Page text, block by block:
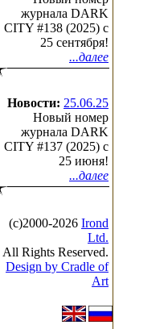
журнала DARK
CITY #138 (2025) c
25 сентября!
...далее
Новости: 25.06.25
Новый номер
журнала DARK
CITY #137 (2025) c
25 июня!
...далее
(с)2000-2026 Irond
Ltd.
All Rights Reserved.
Design by Cradle of
Art